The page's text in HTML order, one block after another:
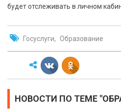
будет отслеживать в личном
Госуслуги Образование
НОВОСТИ ПО ТЕМЕ